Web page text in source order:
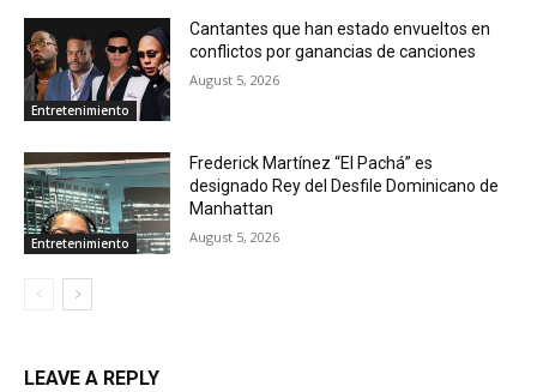
Entretenimiento
Cantantes que han estado envueltos en
conflictos por ganancias de canciones
August 5, 2026
Entretenimiento
Frederick Martínez “El Pachá” es
designado Rey del Desfile Dominicano de
Manhattan
August 5, 2026
LEAVE A REPLY